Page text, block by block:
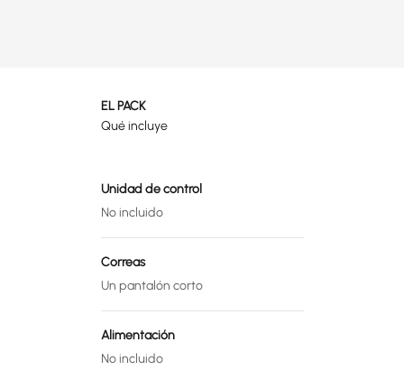
EL PACK
Qué incluye
Unidad de control
No incluido
Correas
Un pantalón corto
Alimentación
No incluido